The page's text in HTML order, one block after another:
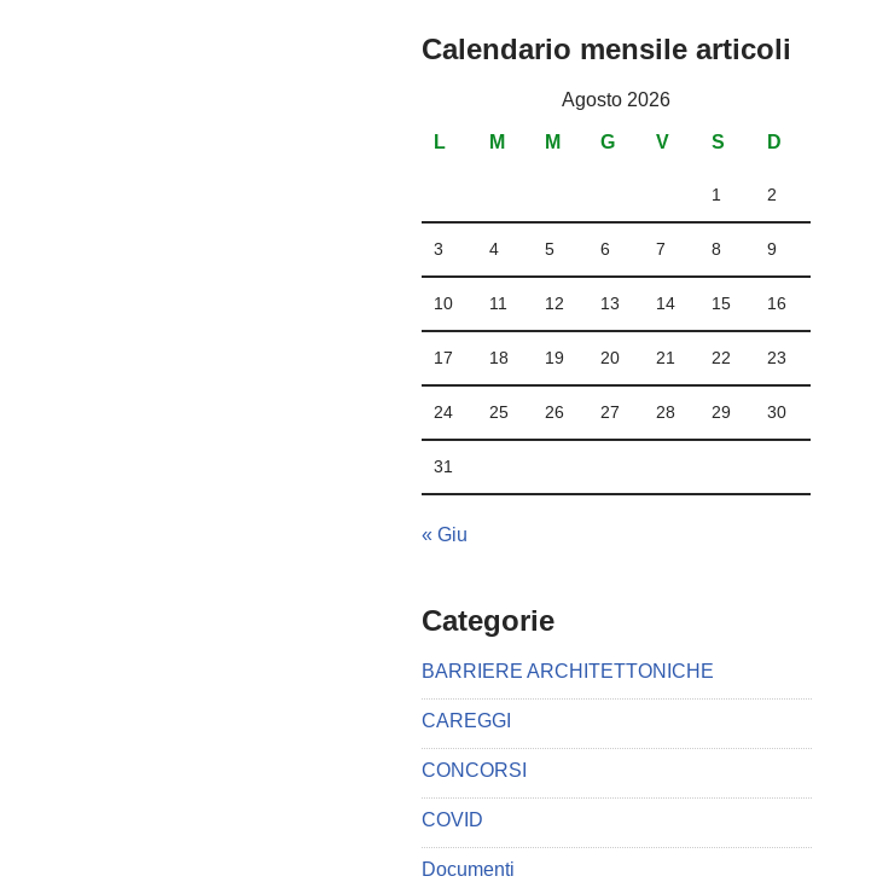
Calendario mensile articoli
Agosto 2026
L M M G V S D
1 2
3 4 5 6 7 8 9
10 11 12 13 14 15 16
17 18 19 20 21 22 23
24 25 26 27 28 29 30
31
« Giu
Categorie
BARRIERE ARCHITETTONICHE
CAREGGI
CONCORSI
COVID
Documenti